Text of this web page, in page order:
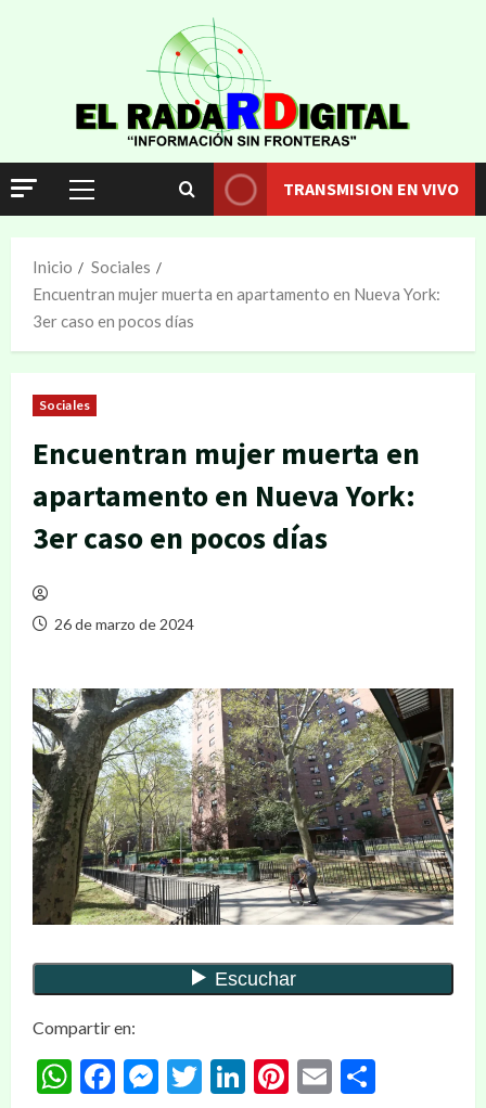
TRANSMISION EN VIVO
Inicio
Sociales
Encuentran mujer muerta en apartamento en Nueva York:
3er caso en pocos días
Sociales
Encuentran mujer muerta en
apartamento en Nueva York:
3er caso en pocos días
26 de marzo de 2024
Compartir en:
WhatsApp
Facebook
Messenger
Twitter
LinkedIn
Pinterest
Email